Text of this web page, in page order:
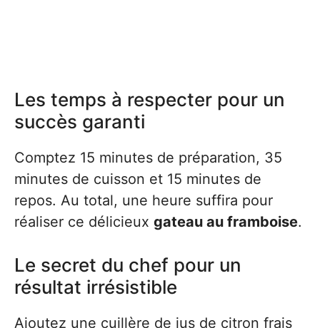
Les temps à respecter pour un
succès garanti
Comptez 15 minutes de préparation, 35
minutes de cuisson et 15 minutes de
repos. Au total, une heure suffira pour
réaliser ce délicieux gateau au framboise.
Le secret du chef pour un
résultat irrésistible
Ajoutez une cuillère de jus de citron frais